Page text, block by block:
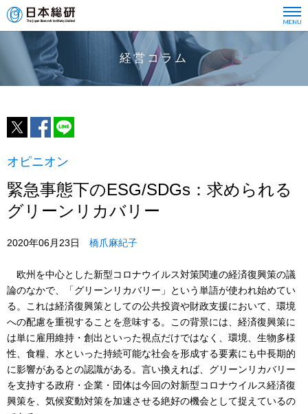
経営コラム
オピニオン
緊急事態下のESG/SDGs：求められる
グリーンリカバリー
2020年06月23日 橋爪麻紀子
欧州を中心とした新型コロナウイルス対策関連の経済復興策の議
論のなかで、「グリーンリカバリー」という単語が使われ始めてい
る。これは経済復興策としての公共投資や財政支援において、環境
への配慮を重視することを意味する。この背景には、経済復興策に
は単に雇用維持・創出といった視点だけではなく、環境、生物多様
性、食糧、水といった持続可能な社会を形成する要素にも中長期的
に影響があるとの認識がある。言い換えれば、グリーンリカバリー
を支持する政府・企業・団体は今回の対新型コロナウイルス経済復
興策を、気候変動対策を加速させる絶好の機会として捉えているの